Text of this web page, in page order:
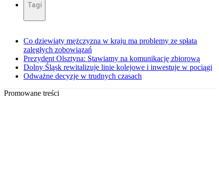
Tagi
Co dziewiąty mężczyzna w kraju ma problemy ze spłatą
zaległych zobowiązań
Prezydent Olsztyna: Stawiamy na komunikację zbiorową
Dolny Śląsk rewitalizuje linie kolejowe i inwestuje w pociągi
Odważne decyzje w trudnych czasach
Promowane treści